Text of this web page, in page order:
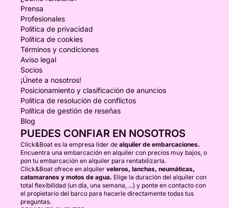
Prensa
Profesionales
Política de privacidad
Política de cookies
Términos y condiciones
Aviso legal
Socios
¡Únete a nosotros!
Posicionamiento y clasificación de anuncios
Política de resolución de conflictos
Política de gestión de reseñas
Blog
PUEDES CONFIAR EN NOSOTROS
Click&Boat es la empresa líder de alquiler de embarcaciones.
Encuentra una embarcación en alquiler con precios muy bajos, o
pon tu embarcación en alquiler para rentabilizarla.
Click&Boat ofrece en alquiler veleros, lanchas, neumáticas,
catamaranes y motos de agua. Elige la duración del alquiler con
total flexibilidad (un día, una semana, ...) y ponte en contacto con
el propietario del barco para hacerle directamente todas tus
preguntas.